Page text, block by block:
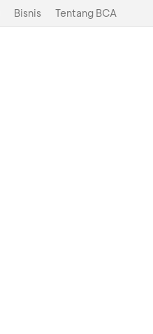
Bisnis Tentang BCA